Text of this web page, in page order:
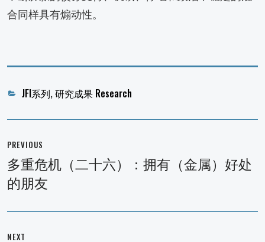
合同样具有煽动性。
Categories
JFI系列,研究成果 Research
章
导
航
PREVIOUS
Previous
post:
多重危机（二十六）：拥有（金属）好处
的朋友
NEXT